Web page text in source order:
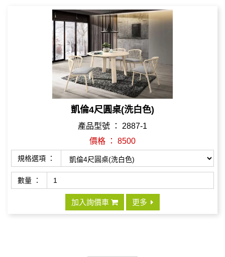
凱倫4尺圓桌(洗白色)
產品型號 ： 2887-1
價格 ： 8500
規格選項 ：
數量 ：
加入詢價車 更多